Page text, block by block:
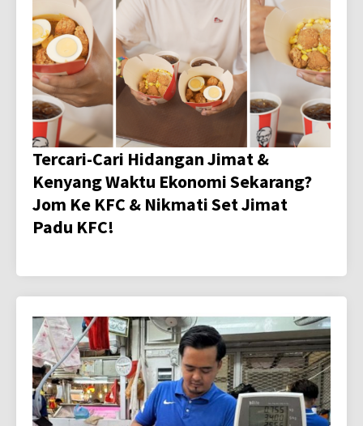
Tercari-Cari Hidangan Jimat &
Kenyang Waktu Ekonomi Sekarang?
Jom Ke KFC & Nikmati Set Jimat
Padu KFC!